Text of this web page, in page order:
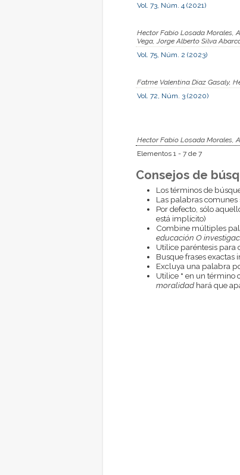
Vol. 73, Núm. 4 (2021)
Hector Fabio Losada Morales,
Vega, Jorge Alberto Silva
Vol. 75, Núm. 2 (2023)
Fatme Valentina Diaz Gasaly,
Vol. 72, Núm. 3 (2020)
Hector Fabio Losada Morales,
Elementos 1 - 7 de 7
Consejos de
Los términos de
Las palabras comunes
Por defecto, sólo
está implícito)
Combine múltiples
educación O
Utilice paréntesis para
Busque frases exactas
Excluya una palabra
Utilice * en un término
moralidadhará que